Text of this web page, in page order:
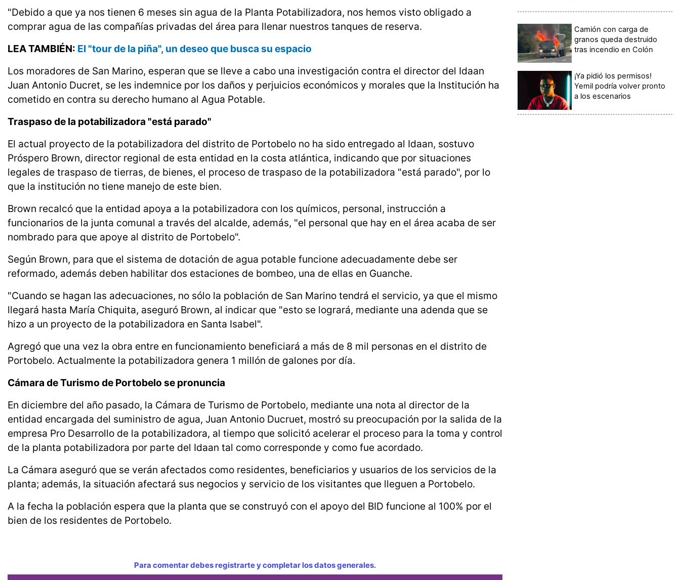
"Debido a que ya nos tienen 6 meses sin agua de la Planta Potabilizadora, nos hemos visto obligado a
comprar agua de las compañías privadas del área para llenar nuestros tanques de reserva.
LEA TAMBIÉN: El "tour de la piña", un deseo que busca su espacio
Los moradores de San Marino, esperan que se lleve a cabo una investigación contra el director del Idaan
Juan Antonio Ducret, se les indemnice por los daños y perjuicios económicos y morales que la Institución ha
cometido en contra su derecho humano al Agua Potable.
Traspaso de la potabilizadora "está parado"
El actual proyecto de la potabilizadora del distrito de Portobelo no ha sido entregado al Idaan, sostuvo
Próspero Brown, director regional de esta entidad en la costa atlántica, indicando que por situaciones
legales de traspaso de tierras, de bienes, el proceso de traspaso de la potabilizadora "está parado", por lo
que la institución no tiene manejo de este bien.
Brown recalcó que la entidad apoya a la potabilizadora con los químicos, personal, instrucción a
funcionarios de la junta comunal a través del alcalde, además, "el personal que hay en el área acaba de ser
nombrado para que apoye al distrito de Portobelo".
Según Brown, para que el sistema de dotación de agua potable funcione adecuadamente debe ser
reformado, además deben habilitar dos estaciones de bombeo, una de ellas en Guanche.
"Cuando se hagan las adecuaciones, no sólo la población de San Marino tendrá el servicio, ya que el mismo
llegará hasta María Chiquita, aseguró Brown, al indicar que "esto se logrará, mediante una adenda que se
hizo a un proyecto de la potabilizadora en Santa Isabel".
Agregó que una vez la obra entre en funcionamiento beneficiará a más de 8 mil personas en el distrito de
Portobelo. Actualmente la potabilizadora genera 1 millón de galones por día.
Cámara de Turismo de Portobelo se pronuncia
En diciembre del año pasado, la Cámara de Turismo de Portobelo, mediante una nota al director de la
entidad encargada del suministro de agua, Juan Antonio Ducruet, mostró su preocupación por la salida de la
empresa Pro Desarrollo de la potabilizadora, al tiempo que solicitó acelerar el proceso para la toma y control
de la planta potabilizadora por parte del Idaan tal como corresponde y como fue acordado.
La Cámara aseguró que se verán afectados como residentes, beneficiarios y usuarios de los servicios de la
planta; además, la situación afectará sus negocios y servicio de los visitantes que lleguen a Portobelo.
A la fecha la población espera que la planta que se construyó con el apoyo del BID funcione al 100% por el
bien de los residentes de Portobelo.
Para comentar debes registrarte y completar los datos generales.
Camión con carga de
granos queda destruido
tras incendio en Colón
¡Ya pidió los permisos!
Yemil podría volver pronto
a los escenarios